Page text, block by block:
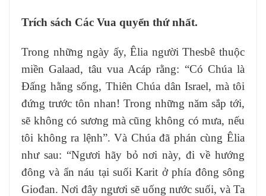
Trích sách Các Vua quyển thứ nhất.
Trong những ngày ấy, Êlia người Thesbê thuộc
miền Galaad, tâu vua Acáp rằng: “Có Chúa là
Ðấng hằng sống, Thiên Chúa dân Israel, mà tôi
đứng trước tôn nhan! Trong những năm sắp tới,
sẽ không có sương mà cũng không có mưa, nếu
tôi không ra lệnh”. Và Chúa đã phán cùng Êlia
như sau: “Ngươi hãy bỏ nơi này, đi về hướng
đông và ẩn náu tại suối Karit ở phía đông sông
Giođan. Nơi đây ngươi sẽ uống nước suối, và Ta